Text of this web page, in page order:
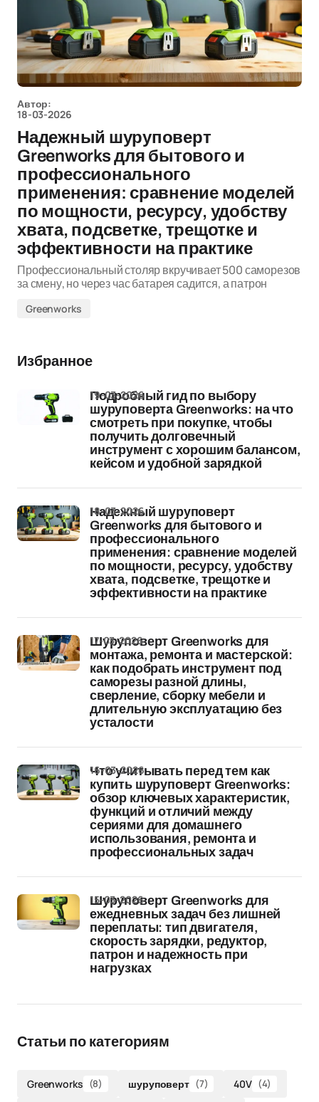
Автор:
18-03-2026
Надежный шуруповерт
Greenworks для бытового и
профессионального
применения: сравнение моделей
по мощности, ресурсу, удобству
хвата, подсветке, трещотке и
эффективности на практике
Профессиональный столяр вкручивает 500 саморезов
за смену, но через час батарея садится, а патрон
Greenworks
Избранное
Подробный гид по выбору
шуруповерта Greenworks: на что
смотреть при покупке, чтобы
получить долговечный
инструмент с хорошим балансом,
кейсом и удобной зарядкой
19-03-2026
Надежный шуруповерт
Greenworks для бытового и
профессионального
применения: сравнение моделей
по мощности, ресурсу, удобству
хвата, подсветке, трещотке и
эффективности на практике
18-03-2026
Шуруповерт Greenworks для
монтажа, ремонта и мастерской:
как подобрать инструмент под
саморезы разной длины,
сверление, сборку мебели и
длительную эксплуатацию без
усталости
17-03-2026
Что учитывать перед тем как
купить шуруповерт Greenworks:
обзор ключевых характеристик,
функций и отличий между
сериями для домашнего
использования, ремонта и
профессиональных задач
16-03-2026
Шуруповерт Greenworks для
ежедневных задач без лишней
переплаты: тип двигателя,
скорость зарядки, редуктор,
патрон и надежность при
нагрузках
15-03-2026
Статьи по категориям
Greenworks (8) шуруповерт (7) 40V (4)